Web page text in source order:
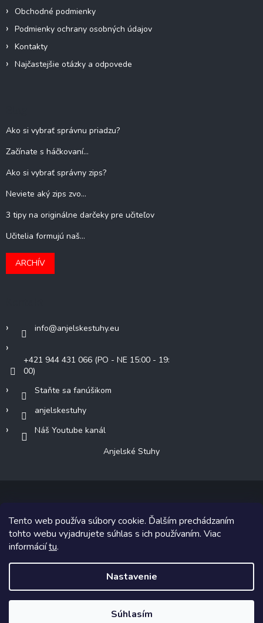
Tento web používa súbory cookie. Ďalším prechádzaním
tohto webu vyjadrujete súhlas s ich používaním. Viac
informáciítu.
Nastavenie
Súhlasím
Obchodné podmienky
Podmienky ochrany osobných údajov
Kontakty
Najčastejšie otázky a odpovede
Ako si vybrať správnu priadzu?
Začínate s háčkovaní...
Ako si vybrať správny zips?
Neviete aký zips zvo...
3 tipy na originálne darčeky pre učiteľov
Učitelia formujú naš...
ARCHÍV
info@anjelskestuhy.eu
+421 944 431 066 (PO - NE 15:00 - 19:
00)
Staňte sa fanúšikom
anjelskestuhy
Náš Youtube kanál
Anjelské Stuhy
Copyright 2026Anjelské Stuhy. Všetky práva vyhradené.
Grafický návrh vytvoril a na Shoptet implementoval
Shoptetak.cz.
Vytvoril Shoptet